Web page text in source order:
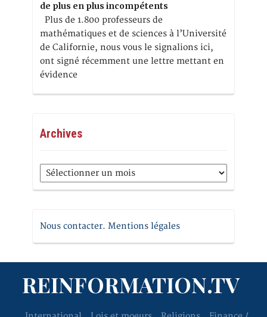
de plus en plus incompétents
Plus de 1.800 professeurs de
mathématiques et de sciences à l’Université
de Californie, nous vous le signalions ici,
ont signé récemment une lettre mettant en
évidence
Archives
Archives
Nous contacter. Mentions légales
REINFORMATION.TV